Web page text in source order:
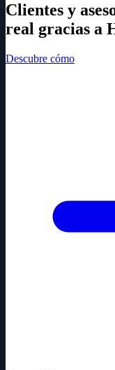
Clientes y
real gracias a
Descubre cómo